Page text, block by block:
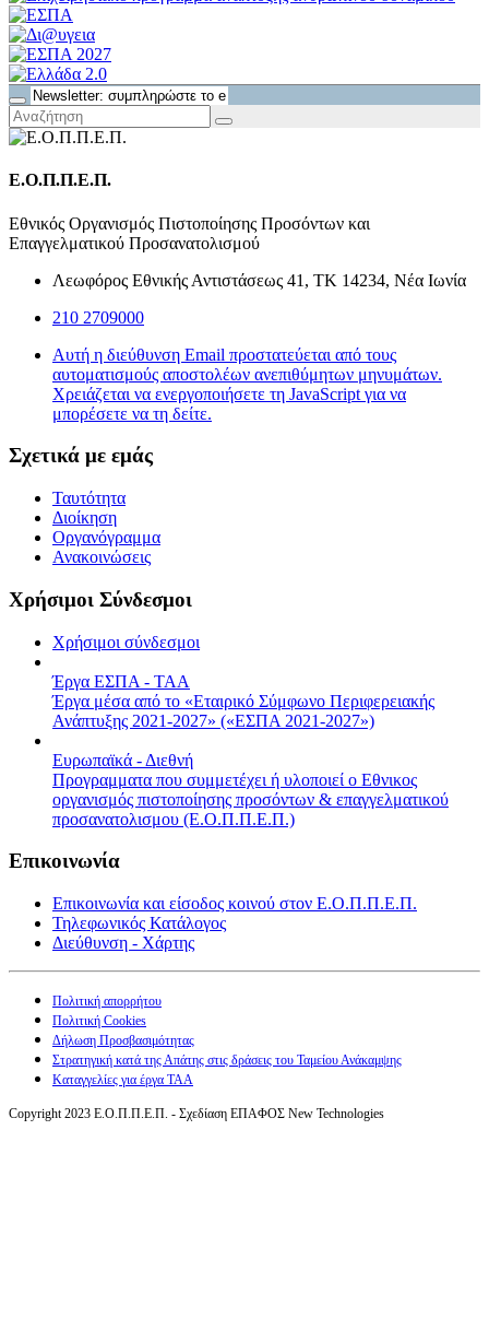
Ε.Ο.Π.Π.Ε.Π.
Εθνικός Οργανισμός Πιστοποίησης Προσόντων και
Επαγγελματικού Προσανατολισμού
Λεωφόρος Εθνικής Αντιστάσεως 41, ΤΚ 14234, Νέα Ιωνία
210 2709000
Αυτή η διεύθυνση Email προστατεύεται από τους
αυτοματισμούς αποστολέων ανεπιθύμητων μηνυμάτων.
Χρειάζεται να ενεργοποιήσετε τη JavaScript για να
μπορέσετε να τη δείτε.
Σχετικά με εμάς
Ταυτότητα
Διοίκηση
Οργανόγραμμα
Ανακοινώσεις
Χρήσιμοι Σύνδεσμοι
Χρήσιμοι σύνδεσμοι
Έργα ΕΣΠΑ - ΤΑΑ
Έργα μέσα από το «Εταιρικό Σύμφωνο Περιφερειακής
Ανάπτυξης 2021-2027» («ΕΣΠΑ 2021-2027»)
Ευρωπαϊκά - Διεθνή
Προγραμματα που συμμετέχει ή υλοποιεί ο Εθνικος
οργανισμός πιστοποίησης προσόντων & επαγγελματικού
προσανατολισμου (Ε.Ο.Π.Π.Ε.Π.)
Επικοινωνία
Επικοινωνία και είσοδος κοινού στον Ε.Ο.Π.Π.Ε.Π.
Τηλεφωνικός Κατάλογος
Διεύθυνση - Χάρτης
Πολιτική απορρήτου
Πολιτική Cookies
Δήλωση Προσβασιμότητας
Στρατηγική κατά της Απάτης στις δράσεις του Ταμείου Ανάκαμψης
Καταγγελίες για έργα ΤΑΑ
Copyright 2023 Ε.Ο.Π.Π.Ε.Π. - Σχεδίαση ΕΠΑΦΟΣ New Technologies